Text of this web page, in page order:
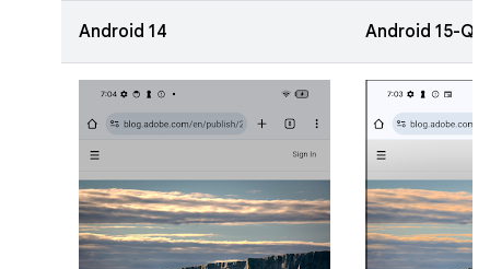
Android 14 Android 15-